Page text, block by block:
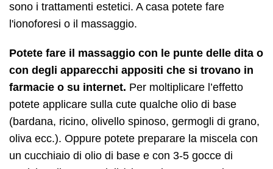
sono i trattamenti estetici. A casa potete fare
l'ionoforesi o il massaggio.
Potete fare il massaggio con le punte delle dita o
con degli apparecchi appositi che si trovano in
farmacie o su internet. Per moltiplicare l’effetto
potete applicare sulla cute qualche olio di base
(bardana, ricino, olivello spinoso, germogli di grano,
oliva ecc.). Oppure potete preparare la miscela con
un cucchiaio di olio di base e con 3-5 gocce di